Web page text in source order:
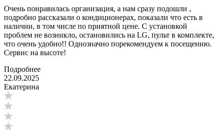
Очень понравилась организация, а нам сразу подошли ,
подробно рассказали о кондиционерах, показали что есть в
наличии, в том числе по приятной цене. С установкой
проблем не возникло, остановились на LG, пульт в комплекте,
что очень удобно!! Однозначно порекомендуем к посещению.
Сервис на высоте!
Подробнее
22.09.2025
Екатерина